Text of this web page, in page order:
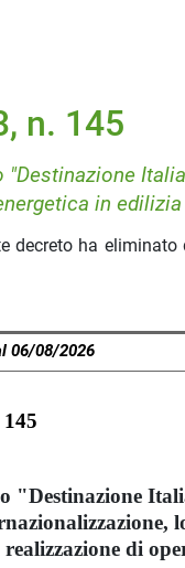
n. 145
in
decreto ha
06/08/2026
"Destinazione
di